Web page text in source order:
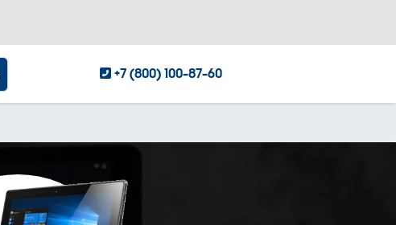
+7 (800) 100-87-60